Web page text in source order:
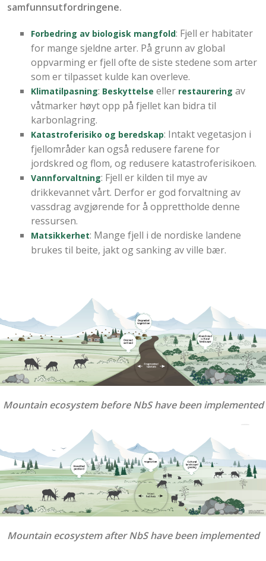
samfunnsutfordringene.
Forbedring av biologisk mangfold: Fjell er habitater
for mange sjeldne arter. På grunn av global
oppvarming er fjell ofte de siste stedene som arter
som er tilpasset kulde kan overleve.
Klimatilpasning: Beskyttelse eller restaurering av
våtmarker høyt opp på fjellet kan bidra til
karbonlagring.
Katastroferisiko og beredskap: Intakt vegetasjon i
fjellområder kan også redusere farene for
jordskred og flom, og redusere katastroferisikoen.
Vannforvaltning: Fjell er kilden til mye av
drikkevannet vårt. Derfor er god forvaltning av
vassdrag avgjørende for å opprettholde denne
ressursen.
Matsikkerhet: Mange fjell i de nordiske landene
brukes til beite, jakt og sanking av ville bær.
Mountain ecosystem before NbS have been implemented
Mountain ecosystem after NbS have been implemented